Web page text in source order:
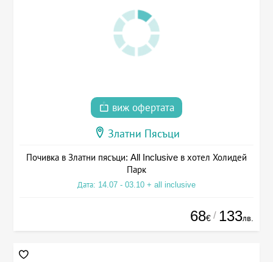
виж офертата
Златни Пясъци
Почивка в Златни пясъци: All Inclusive в хотел Холидей
Парк
Дата: 14.07 - 03.10 + all inclusive
68€ / 133лв.